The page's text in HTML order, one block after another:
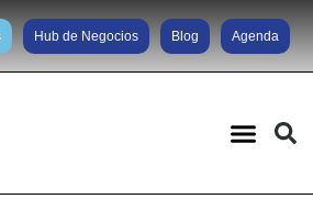
Hub de Negocios Blog Agenda